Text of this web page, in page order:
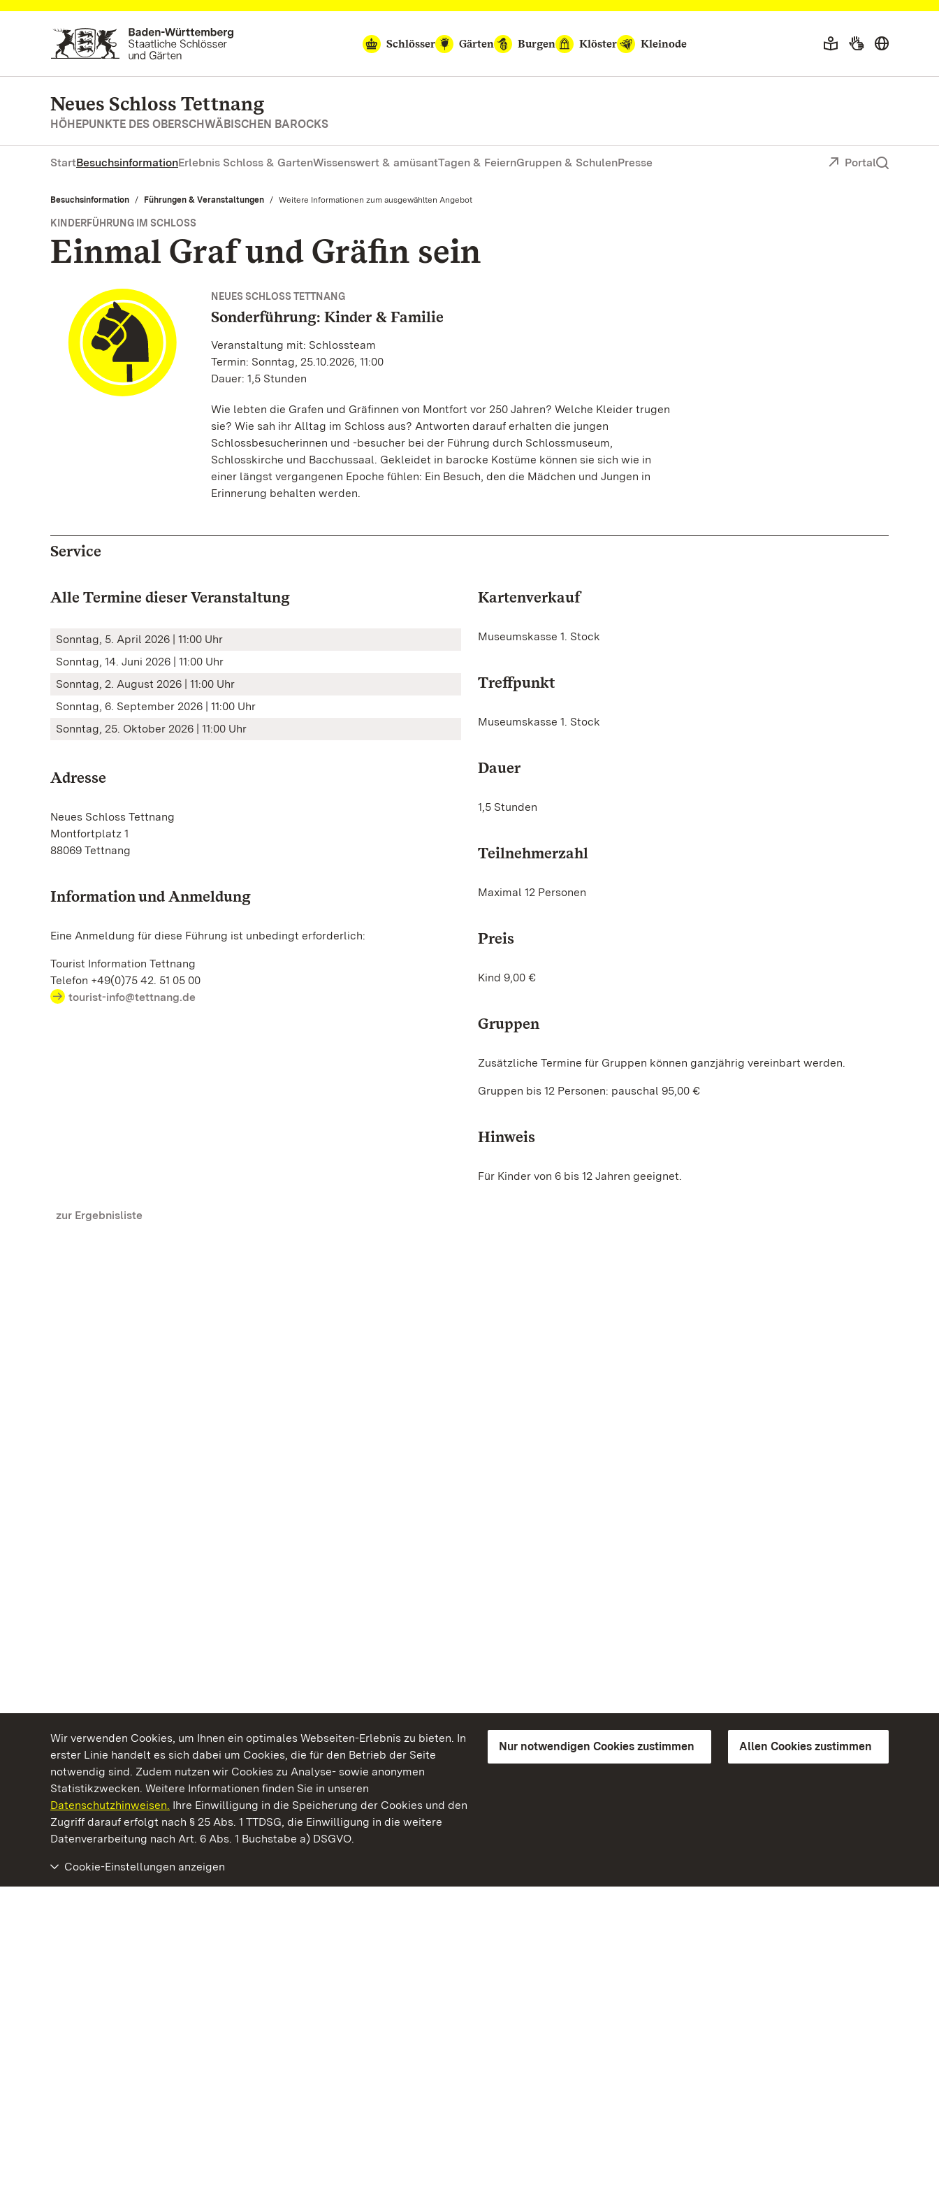
Wir verwenden Cookies, um Ihnen ein optimales Webseiten-Erlebnis zu bieten. In
erster Linie handelt es sich dabei um Cookies, die für den Betrieb der Seite
notwendig sind. Zudem nutzen wir Cookies zu Analyse- sowie anonymen
Statistikzwecken. Weitere Informationen finden Sie in unseren
Datenschutzhinweisen. Ihre Einwilligung in die Speicherung der Cookies und den
Zugriff darauf erfolgt nach § 25 Abs. 1 TTDSG, die Einwilligung in die weitere
Datenverarbeitung nach Art. 6 Abs. 1 Buchstabe a) DSGVO.
Nur notwendigen Cookies zustimmen Allen Cookies zustimmen
Cookie-Einstellungen anzeigen
Zum Hauptinhalt springen
Schlösser
Gärten Burgen Klöster Kleinode
Neues Schloss Tettnang
HÖHEPUNKTE DES OBERSCHWÄBISCHEN BAROCKS
StartBesuchsinformationErlebnis Schloss & GartenWissenswert & amüsantTagen & FeiernGruppen & SchulenPresse Portal
Besuchsinformation Führungen & Veranstaltungen Aktuell:
Weitere Informationen zum ausgewählten Angebot
KINDERFÜHRUNG IM SCHLOSS
Einmal Graf und Gräfin sein
NEUES SCHLOSS TETTNANG
Sonderführung: Kinder & Familie
Veranstaltung mit: Schlossteam
Termin: Sonntag, 25.10.2026, 11:00
Dauer: 1,5 Stunden
Wie lebten die Grafen und Gräfinnen von Montfort vor 250 Jahren? Welche Kleider trugen
sie? Wie sah ihr Alltag im Schloss aus? Antworten darauf erhalten die jungen
Schlossbesucherinnen und -besucher bei der Führung durch Schlossmuseum,
Schlosskirche und Bacchussaal. Gekleidet in barocke Kostüme können sie sich wie in
einer längst vergangenen Epoche fühlen: Ein Besuch, den die Mädchen und Jungen in
Erinnerung behalten werden.
Service
Alle Termine dieser Veranstaltung
Sonntag, 5. April 2026 | 11:00 Uhr
Sonntag, 14. Juni 2026 | 11:00 Uhr
Sonntag, 2. August 2026 | 11:00 Uhr
Sonntag, 6. September 2026 | 11:00 Uhr
Sonntag, 25. Oktober 2026 | 11:00 Uhr
Adresse
Neues Schloss Tettnang
Montfortplatz 1
88069 Tettnang
Information und Anmeldung
Eine Anmeldung für diese Führung ist unbedingt erforderlich:
Tourist Information Tettnang
Telefon +49(0)75 42. 51 05 00
tourist-info@tettnang.de
Kartenverkauf
Museumskasse 1. Stock
Treffpunkt
Museumskasse 1. Stock
Dauer
1,5 Stunden
Teilnehmerzahl
Maximal 12 Personen
Preis
Kind 9,00 €
Gruppen
Zusätzliche Termine für Gruppen können ganzjährig vereinbart werden.
Gruppen bis 12 Personen: pauschal 95,00 €
Hinweis
Für Kinder von 6 bis 12 Jahren geeignet.
zur Ergebnisliste
Kommen. Staunen. Genießen.